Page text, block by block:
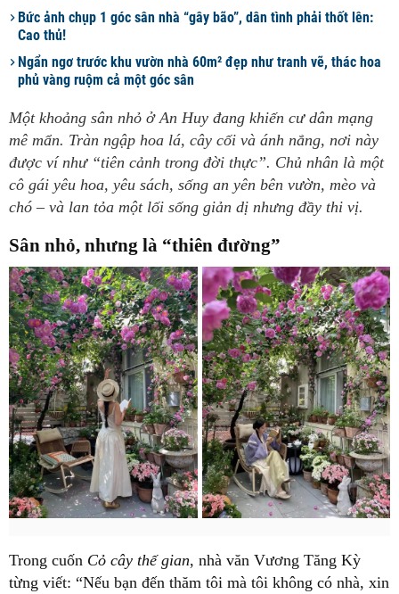
Bức ảnh chụp 1 góc sân nhà “gây bão”, dân tình phải thốt lên:
Cao thủ!
Ngẩn ngơ trước khu vườn nhà 60m² đẹp như tranh vẽ, thác hoa
phủ vàng ruộm cả một góc sân
Một khoảng sân nhỏ ở An Huy đang khiến cư dân mạng
mê mẩn. Tràn ngập hoa lá, cây cối và ánh nắng, nơi này
được ví như “tiên cảnh trong đời thực”. Chủ nhân là một
cô gái yêu hoa, yêu sách, sống an yên bên vườn, mèo và
chó – và lan tỏa một lối sống giản dị nhưng đầy thi vị.
Sân nhỏ, nhưng là “thiên đường”
Trong cuốn Cỏ cây thế gian, nhà văn Vương Tăng Kỳ
từng viết: “Nếu bạn đến thăm tôi mà tôi không có nhà, xin